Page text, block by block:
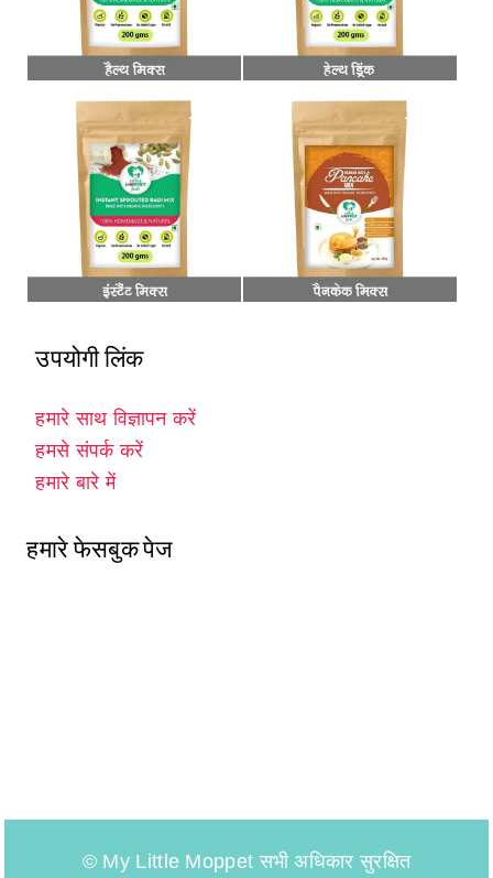
उपयोगी लिंक
हमारे साथ विज्ञापन करें
हमसे संपर्क करें
हमारे बारे में
हमारे फेसबुक पेज
© My Little Moppet सभी अधिकार सुरक्षित